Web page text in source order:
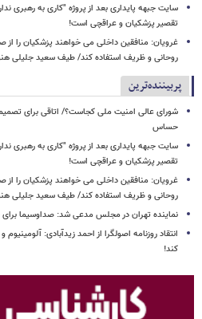
سایت جبهه پایداری بعد از پروژه "کاری به رهبری
تقصیر پزشکیان و عراقچی است!
غرویان: منافقین داخلی می خواهند پزشکیان را از
روحانی و ظریف استفاده کند/ طیف سعید جلیلی
پربیننده‌ترین
شورای عالی امنیت ملی کجاست؟/ اتاقی برای
حساس
سایت جبهه پایداری بعد از پروژه "کاری به رهبری
تقصیر پزشکیان و عراقچی است!
غرویان: منافقین داخلی می خواهند پزشکیان را از
روحانی و ظریف استفاده کند/ طیف سعید جلیلی
نماینده تهران در مجلس مدعی شد: صداوسیما
انتقاد روزنامه اصولگرا از احمد زیدآبادی:
کند!